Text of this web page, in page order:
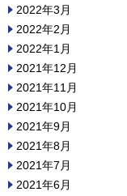
2022年3月
2022年2月
2022年1月
2021年12月
2021年11月
2021年10月
2021年9月
2021年8月
2021年7月
2021年6月